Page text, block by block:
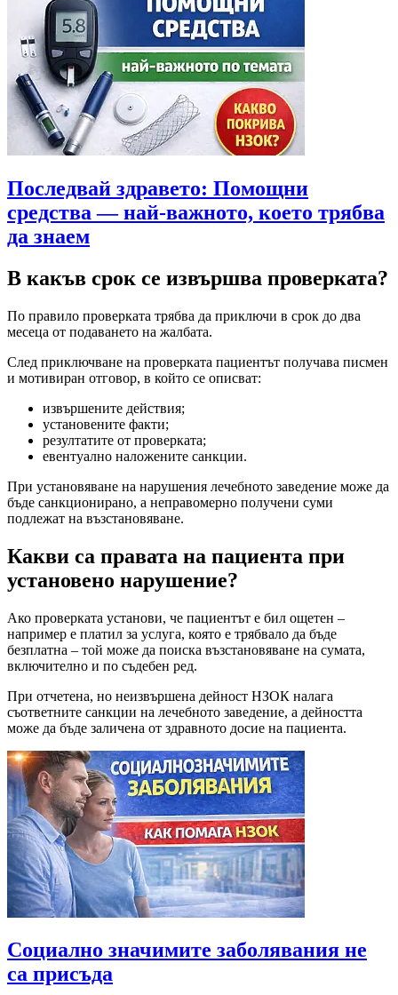
Последвай здравето: Помощни
средства — най-важното, което трябва
да знаем
В какъв срок се извършва проверката?
По правило проверката трябва да приключи в срок до два
месеца от подаването на жалбата.
След приключване на проверката пациентът получава писмен
и мотивиран отговор, в който се описват:
извършените действия;
установените факти;
резултатите от проверката;
евентуално наложените санкции.
При установяване на нарушения лечебното заведение може да
бъде санкционирано, а неправомерно получени суми
подлежат на възстановяване.
Какви са правата на пациента при
установено нарушение?
Ако проверката установи, че пациентът е бил ощетен –
например е платил за услуга, която е трябвало да бъде
безплатна – той може да поиска възстановяване на сумата,
включително и по съдебен ред.
При отчетена, но неизвършена дейност НЗОК налага
съответните санкции на лечебното заведение, а дейността
може да бъде заличена от здравното досие на пациента.
Социално значимите заболявания не
са присъда